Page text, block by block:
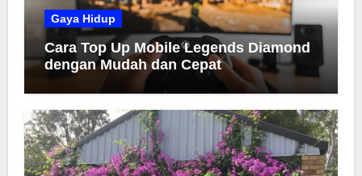
Gaya Hidup
Cara Top Up Mobile Legends Diamond
dengan Mudah dan Cepat